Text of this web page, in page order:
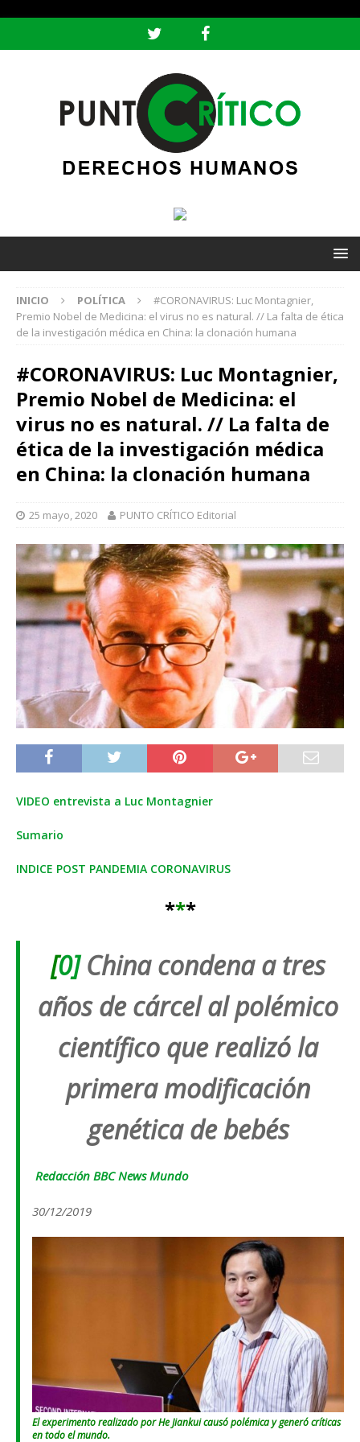
INICIO POLÍTICA
#CORONAVIRUS: Luc Montagnier,
Premio Nobel de Medicina: el virus no es natural. // La falta de ética
de la investigación médica en China: la clonación humana
#CORONAVIRUS: Luc Montagnier,
Premio Nobel de Medicina: el
virus no es natural. // La falta de
ética de la investigación médica
en China: la clonación humana
25 mayo, 2020 PUNTO CRÍTICO Editorial
VIDEO entrevista a Luc Montagnier
Sumario
INDICE POST PANDEMIA CORONAVIRUS
***
[0]China condena a tres
años de cárcel al polémico
científico que realizó la
primera modificación
genética de bebés
Redacción BBC News Mundo
30/12/2019
El experimento realizado por He Jiankui causó polémica y generó críticas
en todo el mundo.